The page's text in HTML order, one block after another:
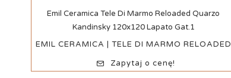
Emil Ceramica Tele Di Marmo Reloaded Quarzo
Kandinsky 120x120 Lapato Gat.1
EMIL CERAMICA | TELE DI MARMO RELOADED
Zapytaj o cenę!
Szybki podgląd